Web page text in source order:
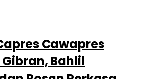
Cawapres
Bahlil